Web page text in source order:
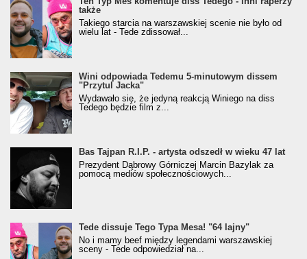
także
Takiego starcia na warszawskiej scenie nie było od
wielu lat - Tede zdissował...
Wini odpowiada Tedemu 5-minutowym dissem
"Przytul Jacka"
Wydawało się, że jedyną reakcją Winiego na diss
Tedego będzie film z...
Bas Tajpan R.I.P. - artysta odszedł w wieku 47 lat
Prezydent Dąbrowy Górniczej Marcin Bazylak za
pomocą mediów społecznościowych...
Tede dissuje Tego Typa Mesa! "64 lajny"
No i mamy beef między legendami warszawskiej
sceny - Tede odpowiedział na...